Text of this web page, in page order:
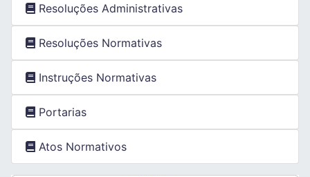
Resoluções Administrativas
Resoluções Normativas
Instruções Normativas
Portarias
Atos Normativos